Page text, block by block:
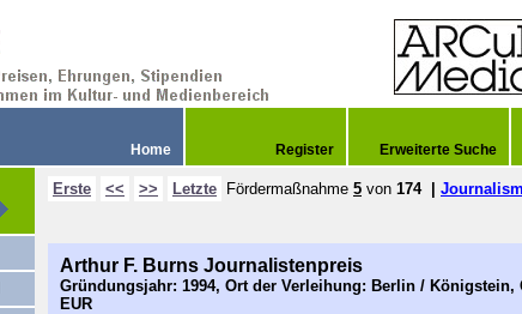
Home Register Erweiterte Suche
Erste << >> Letzte Fördermaßnahme 5 von 174
Arthur F. Burns Journalistenpreis
Gründungsjahr: 1994, Ort der Verleihung: Berlin / Königstein,
EUR